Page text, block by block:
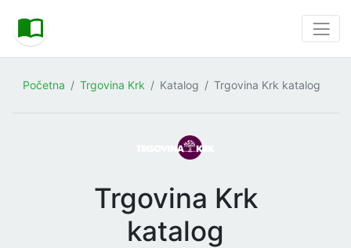
Početna Trgovina Krk Katalog Trgovina Krk katalog
Trgovina Krk
katalog